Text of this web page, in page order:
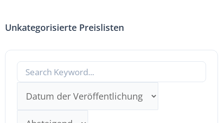
Unkategorisierte Preislisten